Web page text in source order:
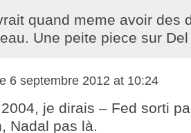
quand meme avoir des
Une peite piece sur
6 septembre 2012 at 10:24
je dirais – Fed sorti
Nadal pas là.